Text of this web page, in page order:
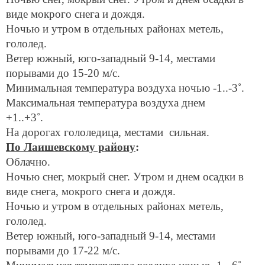
виде мокрого снега и дождя.
Ночью и утром в отдельных районах метель,
гололед.
Ветер южный, юго-западный 9-14, местами
порывами до 15-20 м/с.
Минимальная температура воздуха ночью -1..-3˚.
Максимальная температура воздуха днем
+1..+3˚.
На дорогах гололедица, местами сильная.
По Лаишевскому району:
Облачно.
Ночью снег, мокрый снег. Утром и днем осадки в
виде снега, мокрого снега и дождя.
Ночью и утром в отдельных районах метель,
гололед.
Ветер южный, юго-западный 9-14, местами
порывами до 17-22 м/с.